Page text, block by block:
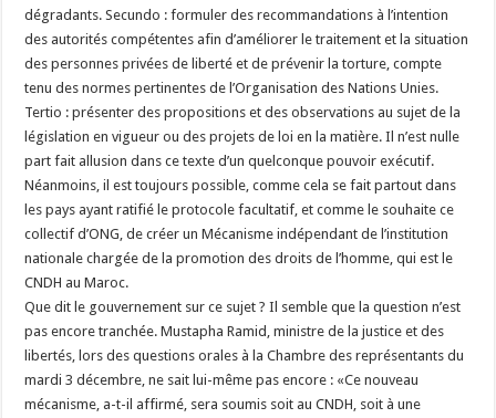
dégradants. Secundo : formuler des recommandations à l’intention
des autorités compétentes afin d’améliorer le traitement et la situation
des personnes privées de liberté et de prévenir la torture, compte
tenu des normes pertinentes de l’Organisation des Nations Unies.
Tertio : présenter des propositions et des observations au sujet de la
législation en vigueur ou des projets de loi en la matière. Il n’est nulle
part fait allusion dans ce texte d’un quelconque pouvoir exécutif.
Néanmoins, il est toujours possible, comme cela se fait partout dans
les pays ayant ratifié le protocole facultatif, et comme le souhaite ce
collectif d’ONG, de créer un Mécanisme indépendant de l’institution
nationale chargée de la promotion des droits de l’homme, qui est le
CNDH au Maroc.
Que dit le gouvernement sur ce sujet ? Il semble que la question n’est
pas encore tranchée. Mustapha Ramid, ministre de la justice et des
libertés, lors des questions orales à la Chambre des représentants du
mardi 3 décembre, ne sait lui-même pas encore : «Ce nouveau
mécanisme, a-t-il affirmé, sera soumis soit au CNDH, soit à une